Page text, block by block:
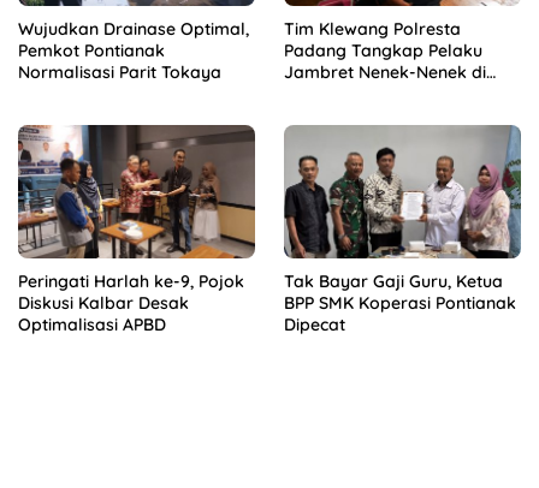
Wujudkan Drainase Optimal,
Pemkot Pontianak
Normalisasi Parit Tokaya
Tim Klewang Polresta
Padang Tangkap Pelaku
Jambret Nenek-Nenek di
Peringati Harlah ke-9, Pojok
Diskusi Kalbar Desak
Optimalisasi APBD
Tak Bayar Gaji Guru, Ketua
BPP SMK Koperasi Pontianak
Dipecat